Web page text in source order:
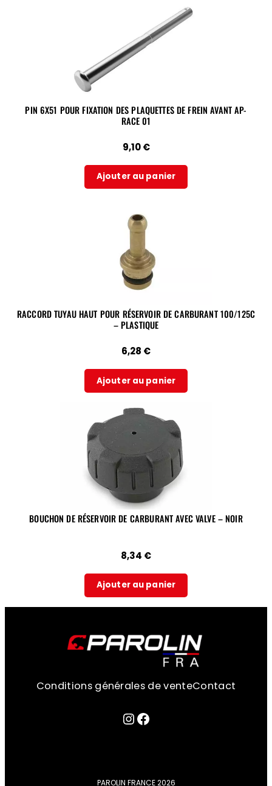
PIN 6X51 POUR FIXATION DES PLAQUETTES DE FREIN AVANT AP-
RACE 01
9,10€
Ajouter au panier
RACCORD TUYAU HAUT POUR RÉSERVOIR DE CARBURANT 100/125C
– PLASTIQUE
6,28 €
Ajouter au panier
BOUCHON DE RÉSERVOIR DE CARBURANT AVEC VALVE – NOIR
8,34 €
Ajouter au panier
Conditions générales de venteContact
Lien sur la page instagram
Facebook
PAROLIN FRANCE 2026